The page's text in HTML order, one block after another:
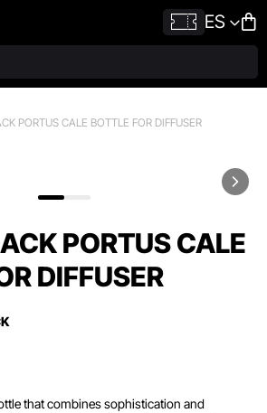
ES
PORTUS CALE BOTTLE FOR DIFFUSER
PORTUS CALE
DIFFUSER
that combines sophistication and